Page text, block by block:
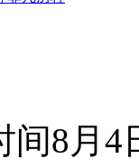
间8月